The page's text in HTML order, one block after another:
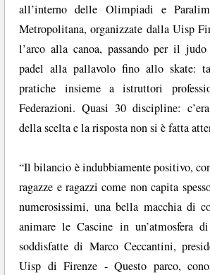
all’interno delle Olimpiadi e
Metropolitana, organizzate dalla Uisp
l’arco alla canoa, passando per il
padel alla pallavolo fino allo skate:
pratiche insieme a istruttori
Federazioni. Quasi 30 discipline:
della scelta e la risposta non si è fatta
“Il bilancio è indubbiamente positivo,
ragazze e ragazzi come non capita
numerosissimi, una bella macchia di
animare le Cascine in un’atmosfera
soddisfatte di Marco Ceccantini,
Uisp di Firenze - Questo parco,